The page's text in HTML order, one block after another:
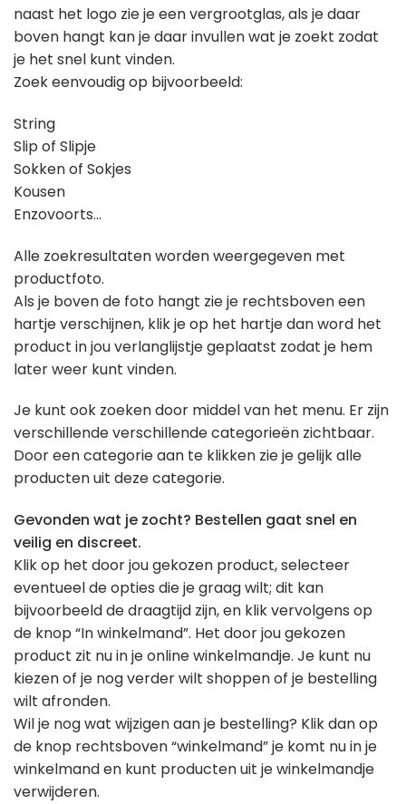
naast het logo zie je een vergrootglas, als je daar
boven hangt kan je daar invullen wat je zoekt zodat
je het snel kunt vinden.
Zoek eenvoudig op bijvoorbeeld:
String
Slip of Slipje
Sokken of Sokjes
Kousen
Enzovoorts…
Alle zoekresultaten worden weergegeven met
productfoto.
Als je boven de foto hangt zie je rechtsboven een
hartje verschijnen, klik je op het hartje dan word het
product in jou verlanglijstje geplaatst zodat je hem
later weer kunt vinden.
Je kunt ook zoeken door middel van het menu. Er zijn
verschillende verschillende categorieën zichtbaar.
Door een categorie aan te klikken zie je gelijk alle
producten uit deze categorie.
Gevonden wat je zocht? Bestellen gaat snel en
veilig en discreet.
Klik op het door jou gekozen product, selecteer
eventueel de opties die je graag wilt; dit kan
bijvoorbeeld de draagtijd zijn, en klik vervolgens op
de knop “In winkelmand”. Het door jou gekozen
product zit nu in je online winkelmandje. Je kunt nu
kiezen of je nog verder wilt shoppen of je bestelling
wilt afronden.
Wil je nog wat wijzigen aan je bestelling? Klik dan op
de knop rechtsboven “winkelmand” je komt nu in je
winkelmand en kunt producten uit je winkelmandje
verwijderen.